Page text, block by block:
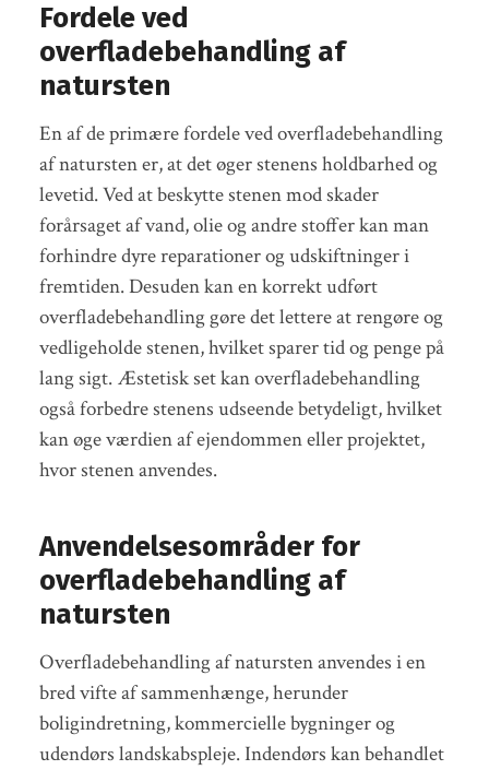
Fordele ved
overfladebehandling af
natursten
En af de primære fordele ved overfladebehandling
af natursten er, at det øger stenens holdbarhed og
levetid. Ved at beskytte stenen mod skader
forårsaget af vand, olie og andre stoffer kan man
forhindre dyre reparationer og udskiftninger i
fremtiden. Desuden kan en korrekt udført
overfladebehandling gøre det lettere at rengøre og
vedligeholde stenen, hvilket sparer tid og penge på
lang sigt. Æstetisk set kan overfladebehandling
også forbedre stenens udseende betydeligt, hvilket
kan øge værdien af ejendommen eller projektet,
hvor stenen anvendes.
Anvendelsesområder for
overfladebehandling af
natursten
Overfladebehandling af natursten anvendes i en
bred vifte af sammenhænge, herunder
boligindretning, kommercielle bygninger og
udendørs landskabspleje. Indendørs kan behandlet